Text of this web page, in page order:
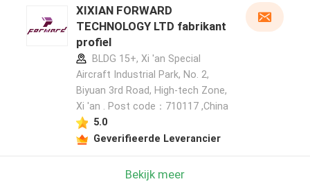
XIXIAN FORWARD
TECHNOLOGY LTD fabrikant
profiel
BLDG 15+, Xi 'an Special
Aircraft Industrial Park, No. 2,
Biyuan 3rd Road, High-tech Zone,
Xi 'an . Post code：710117 ,China
5.0
Geverifieerde Leverancier
Bekijk meer